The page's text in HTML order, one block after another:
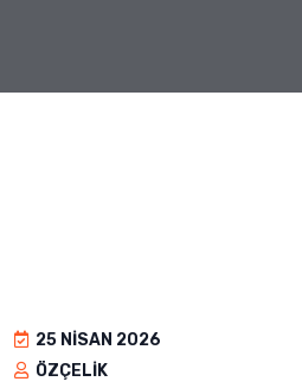
25 NISAN 2026
ÖZÇELIK